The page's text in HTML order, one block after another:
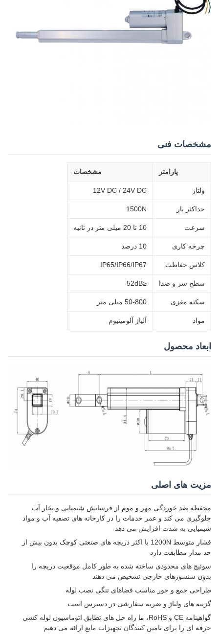
مشخصات فنی
پارامتر مشخصات
ولتاژ 12V DC / 24V DC
حداکثر بار 1500N
سرعت 10 تا 20 میلی متر در ثانیه
چرخه کاری 10 درصد
کلاس حفاظت IP65/IP66/IP67
سطح سر و صدا ≤52dB
سکته مغزی 50-800 میلی متر
مواد آلیاژ آلومینیوم
ابعاد محصول
مزیت های اصلی
محفظه ضد خوردگی مهر و موم از فرسایش شیمیایی و بخار آب
جلوگیری می کند و عمر خدمات را در کارخانه های تصفیه آب و مواد
شیمیایی به شدت افزایش می دهد
فشار متوسط 1200N با اکثر دریچه های صنعتی کوچک بدون بیش از
حد مدار مطابقت دارد
سوئیچ های محدودی ساخته شده به طور کامل موقعیت دریچه را
بدون سنسورهای خارجی تشخیص می دهند
طراحی جمع و جور مناسب فضاهای تنگی نصب لوله
گزینه های ولتاژ و ضربه سفارشی در دسترس است
گواهینامه CE و RoHS، ما راه حل های تطابق اتوماسیون لوله کشی
حرفه ای را برای تامین کنندگان تجهیزات مایع ارائه می دهیم